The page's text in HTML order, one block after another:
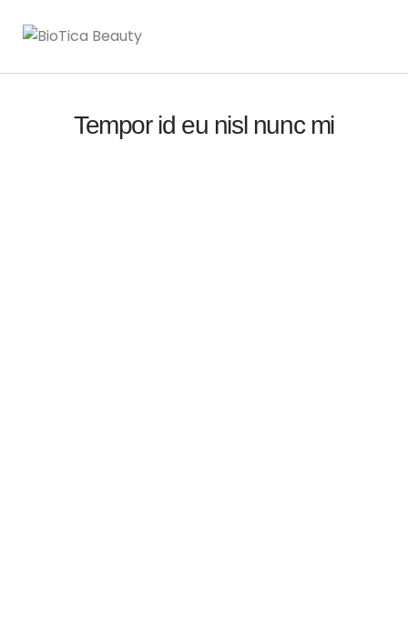
Tempor id eu nisl nunc mi